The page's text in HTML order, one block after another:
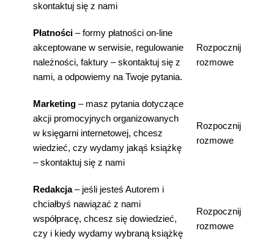
skontaktuj się z nami
Płatności – formy płatności on-line
akceptowane w serwisie, regulowanie
należności, faktury – skontaktuj się z
nami, a odpowiemy na Twoje pytania.
Rozpocznij
rozmowe
Marketing – masz pytania dotyczące
akcji promocyjnych organizowanych
w księgarni internetowej, chcesz
wiedzieć, czy wydamy jakąś książkę
– skontaktuj się z nami
Rozpocznij
rozmowe
Redakcja– jeśli jesteś Autorem i
chciałbyś nawiązać z nami
współpracę, chcesz się dowiedzieć,
czy i kiedy wydamy wybraną książkę
Rozpocznij
rozmowe